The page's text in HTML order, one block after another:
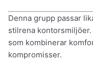
Denna grupp passar
stilrena
som kombinerar
kompromisser.